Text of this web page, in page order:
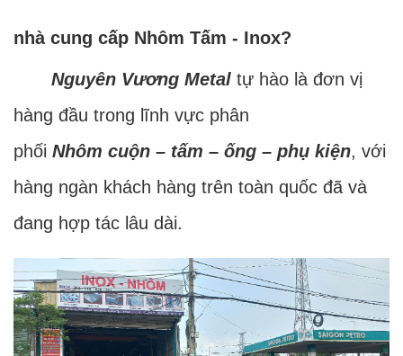
nhà cung cấp Nhôm Tấm - Inox?
Nguyên Vương Metal tự hào là đơn vị
hàng đầu trong lĩnh vực phân
phối Nhôm cuộn – tấm – ống – phụ kiện, với
hàng ngàn khách hàng trên toàn quốc đã và
đang hợp tác lâu dài.